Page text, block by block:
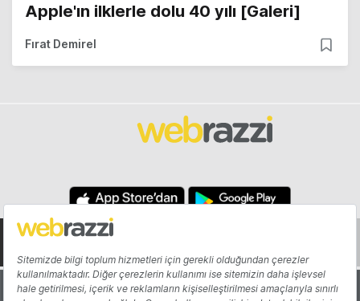
Apple'ın ilklerle dolu 40 yılı [Galeri]
Fırat Demirel
Hakkında Yazarlar